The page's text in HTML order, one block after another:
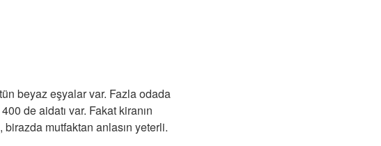
beyaz eşyalar var. Fazla odada
de aidatı var. Fakat kiranın
mutfaktan anlasın yeterli.